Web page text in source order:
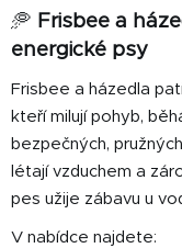
🥏 Frisbee a
energické psy
Frisbee a házedla
kteří milují pohyb,
bezpečných,
létají vzduchem a
pes užije zábavu u
V nabídce najdete: